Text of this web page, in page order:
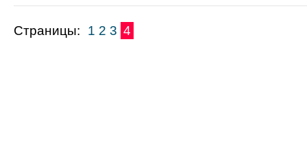
Страницы: 1 2 3 4